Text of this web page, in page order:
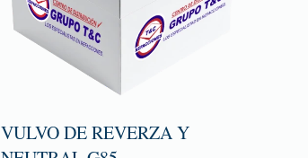
VULVO DE REVERZA Y